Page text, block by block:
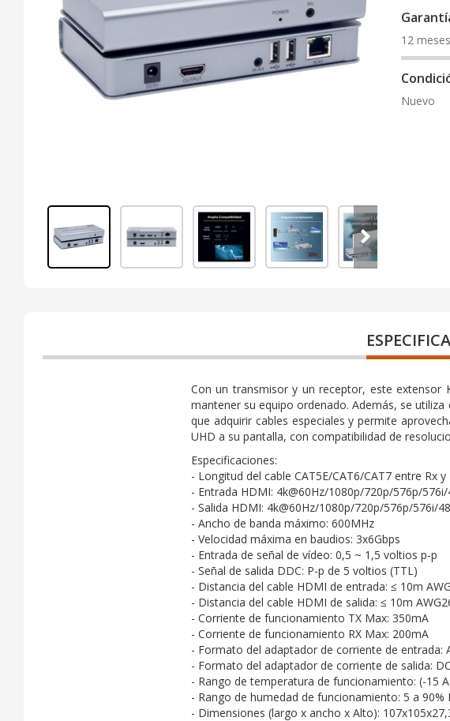
12 meses
Nuevo
Con un transmisor y un receptor, este
mantener su equipo ordenado. Además, se
que adquirir cables especiales y permite
UHD a su pantalla, con compatibilidad de
Especificaciones:
- Longitud del cable CAT5E/CAT6/CAT7 entre Rx
- Entrada HDMI: 4k@60Hz/1080p/720p/576p/
- Salida HDMI: 4k@60Hz/1080p/720p/576p/576i/
- Ancho de banda máximo: 600MHz
- Velocidad máxima en baudios: 3x6Gbps
- Entrada de señal de vídeo: 0,5 ~ 1,5 voltios p-p
- Señal de salida DDC: P-p de 5 voltios (TTL)
- Distancia del cable HDMI de entrada: ≤ 10m
- Distancia del cable HDMI de salida: ≤ 10m
- Corriente de funcionamiento TX Max: 350mA
- Corriente de funcionamiento RX Max: 200mA
- Formato del adaptador de corriente de entrada:
- Formato del adaptador de corriente de salida:
- Rango de temperatura de funcionamiento: (-15
- Rango de humedad de funcionamiento: 5 a 90%
- Dimensiones (largo x ancho x Alto):